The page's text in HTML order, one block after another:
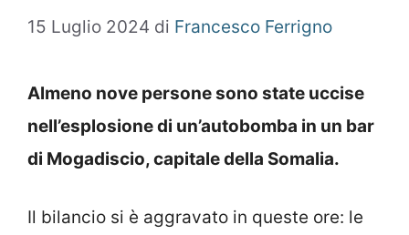
15 Luglio 2024 di Francesco Ferrigno
Almeno nove persone sono state uccise
nell’esplosione di un’autobomba in un bar
di Mogadiscio, capitale della Somalia.
Il bilancio si è aggravato in queste ore: le